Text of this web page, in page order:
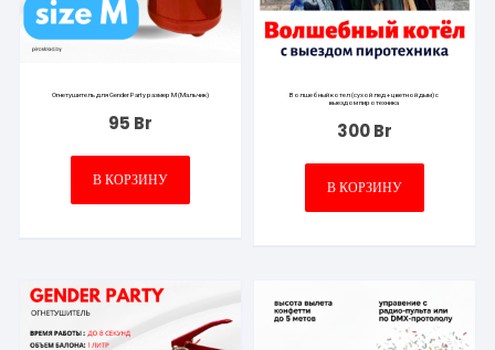
Огнетушитель для Gender Party размер M (Мальчик)
95 Br
В КОРЗИНУ
Волшебный котел (сухой лед + цветной дым) с
выездом пиротехника
300Br
В КОРЗИНУ